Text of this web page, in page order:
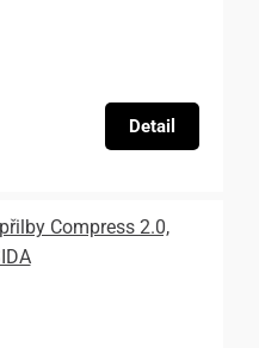
Detail
Compress 2.0,